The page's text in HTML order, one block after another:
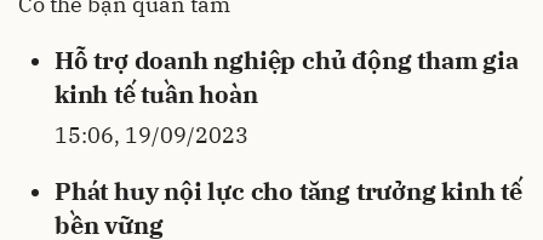
Hỗ trợ doanh nghiệp chủ động tham gia
kinh tế tuần hoàn
15:06, 19/09/2023
Phát huy nội lực cho tăng trưởng kinh tế
bền vững